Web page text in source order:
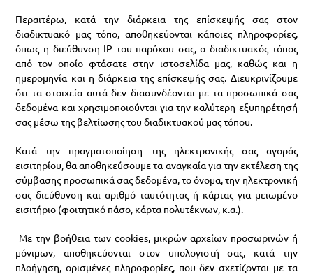
Περαιτέρω, κατά την διάρκεια της επίσκεψής σας στον
διαδικτυακό μας τόπο, αποθηκεύονται κάποιες πληροφορίες,
όπως η διεύθυνση IP του παρόχου σας, ο διαδικτυακός τόπος
από τον οποίο φτάσατε στην ιστοσελίδα μας, καθώς και η
ημερομηνία και η διάρκεια της επίσκεψής σας. Διευκρινίζουμε
ότι τα στοιχεία αυτά δεν διασυνδέονται με τα προσωπικά σας
δεδομένα και χρησιμοποιούνται για την καλύτερη εξυπηρέτησή
σας μέσω της βελτίωσης του διαδικτυακού μας τόπου.
Κατά την πραγματοποίηση της ηλεκτρονικής σας αγοράς
εισιτηρίου, θα αποθηκεύσουμε τα αναγκαία για την εκτέλεση της
σύμβασης προσωπικά σας δεδομένα, το όνομα, την ηλεκτρονική
σας διεύθυνση και αριθμό ταυτότητας ή κάρτας για μειωμένο
εισιτήριο (φοιτητικό πάσο, κάρτα πολυτέκνων, κ.α.).
Με την βοήθεια των cookies, μικρών αρχείων προσωρινών ή
μόνιμων, αποθηκεύονται στον υπολογιστή σας, κατά την
πλοήγηση, ορισμένες πληροφορίες, που δεν σχετίζονται με τα